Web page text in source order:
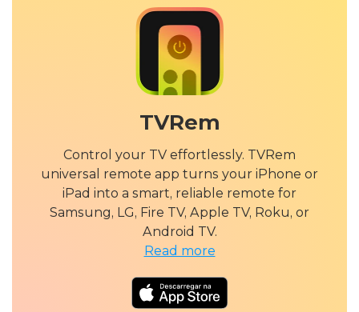
TVRem
Control your TV effortlessly. TVRem
universal remote app turns your iPhone or
iPad into a smart, reliable remote for
Samsung, LG, Fire TV, Apple TV, Roku, or
Android TV.
Read more